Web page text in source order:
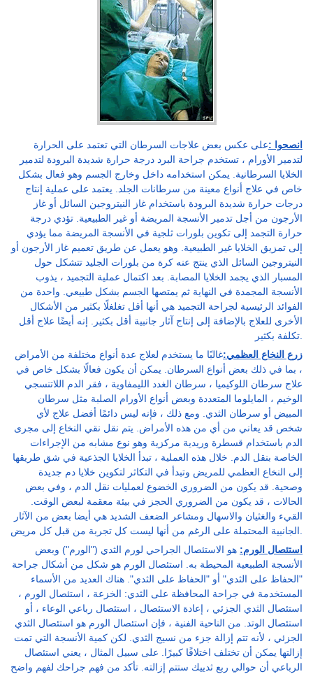
انصحوا :على عكس بعض علاجات السرطان التي تعتمد على الحرارة
لتدمير الأورام ، تستخدم جراحة البرد درجة حرارة شديدة البرودة لتدمير
الخلايا السرطانية. يمكن استخدامه داخل وخارج الجسم وهو فعال بشكل
خاص في علاج أنواع معينة من سرطانات الجلد. يعتمد على عملية إنتاج
درجات حرارة شديدة البرودة باستخدام غاز النيتروجين السائل أو غاز
الأرجون من أجل تدمير الأنسجة المريضة أو غير الطبيعية. تؤدي درجة
حرارة التجمد إلى تكوين بلورات ثلجية في الأنسجة المريضة مما يؤدي
إلى تمزيق الخلايا غير الطبيعية. وهو يعمل عن طريق تعميم غاز الأرجون أو
النيتروجين السائل الذي ينتج عنه كرة من بلورات الجليد تتشكل حول
المسبار الذي يجمد الخلايا المصابة. بعد اكتمال عملية التجميد ، يذوب
الأنسجة المجمدة في النهاية ثم يمتصها الجسم بشكل طبيعي. واحدة من
الفوائد الرئيسية لجراحة التجميد هي أنها أقل تغلغلًا بكثير من الأشكال
الأخرى للعلاج بالإضافة إلى إنتاج آثار جانبية أقل بكثير. إنه أيضًا علاج أقل
تكلفة بكثير.
زرع النخاع العظمي:غالبًا ما يستخدم لعلاج عدة أنواع مختلفة من الأمراض
، بما في ذلك بعض أنواع السرطان. يمكن أن يكون فعالًا بشكل خاص في
علاج سرطان اللوكيميا ، سرطان الغدد الليمفاوية ، فقر الدم اللاتنسجي
الوخيم ، المايلوما المتعددة وبعض أنواع الأورام الصلبة مثل سرطان
المبيض أو سرطان الثدي. ومع ذلك ، فإنه ليس دائمًا أفضل علاج لأي
شخص قد يعاني من أي من هذه الأمراض. يتم نقل نقي النخاع إلى مجرى
الدم باستخدام قسطرة وريدية مركزية وهو نوع مشابه من الإجراءات
الخاصة بنقل الدم. خلال هذه العملية ، تبدأ الخلايا الجذعية في شق طريقها
إلى النخاع العظمي للمريض وتبدأ في التكاثر لتكوين خلايا دم جديدة
وصحية. قد يكون من الضروري الخضوع لعمليات نقل الدم ، وفي بعض
الحالات ، قد يكون من الضروري الحجز في بيئة معقمة لبعض الوقت.
القيء والغثيان والاسهال ومشاعر الضعف الشديد هي أيضا بعض من الآثار
الجانبية المحتملة على الرغم من أنها ليست كل تجربة من قبل كل مريض.
استئصال الورم: هو الاستئصال الجراحي لورم الثدي ("الورم") وبعض
الأنسجة الطبيعية المحيطة به. استئصال الورم هو شكل من أشكال جراحة
"الحفاظ على الثدي" أو "الحفاظ على الثدي". هناك العديد من الأسماء
المستخدمة في جراحة المحافظة على الثدي: الخزعة ، استئصال الورم ،
استئصال الثدي الجزئي ، إعادة الاستئصال ، استئصال رباعي الوعاء ، أو
استئصال الوتد. من الناحية الفنية ، فإن استئصال الورم هو استئصال الثدي
الجزئي ، لأنه تتم إزالة جزء من نسيج الثدي. لكن كمية الأنسجة التي تمت
إزالتها يمكن أن تختلف اختلافًا كبيرًا. على سبيل المثال ، يعني استئصال
الرباعي أن حوالي ربع ثدييك ستتم إزالته. تأكد من فهم جراحك لفهم واضح